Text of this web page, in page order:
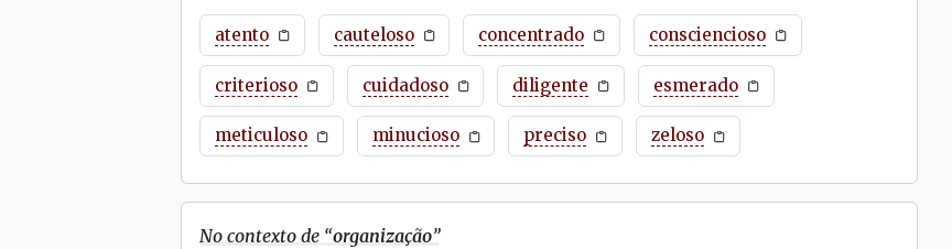
atento cauteloso concentrado consciencioso
criterioso cuidadoso diligente esmerado
meticuloso minucioso preciso zeloso
No contexto de “organização”